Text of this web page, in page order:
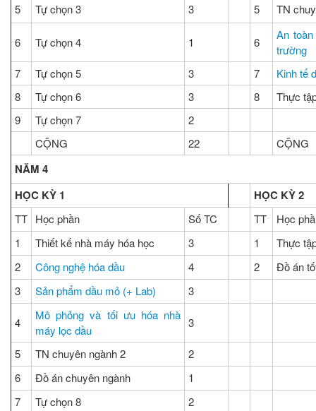
5
Tự chọn 3 3 5 TN
6 Tự chọn 4 1 6
An
trường
7
Tự chọn 5 3 7
Kinh tế
8
Tự chọn 6 3 8
Thực
9
Tự chọn 7
2
CỘNG
22 CỘNG
NĂM 4
HỌC KỲ 1
HỌC KỲ 2
TT Học phần Số TC TT
Học
1
Thiết kế nhà máy hóa học 3 1
Thực
2
Công nghệ hóa dầu 4 2
Đồ án
3
Sản phẩm dầu mỏ (+ Lab) 3
4
Mô phỏng và tối ưu hóa nhà
máy lọc dầu
3
5 TN chuyên ngành 2
2
6
Đồ án chuyên ngành
1
7
Tự chọn 8
2